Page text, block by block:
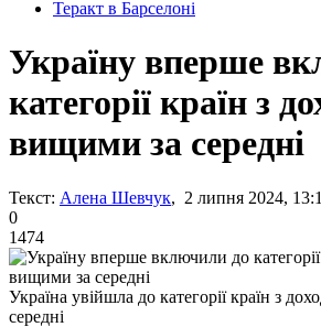
Теракт в Барселоні
Україну вперше
категорії країн з
вищими за середні
Текст: Алена Шевчук, 2 липня 2024,
0
1474
Україна увійшла до категорії країн з
середні